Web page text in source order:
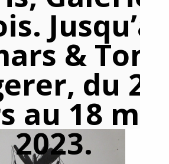
& Tomi
du 28
au 18 mai
2023.
acceptez de nous communiquer
l’envoi de la Newsletter. En
transmise à un tiers.